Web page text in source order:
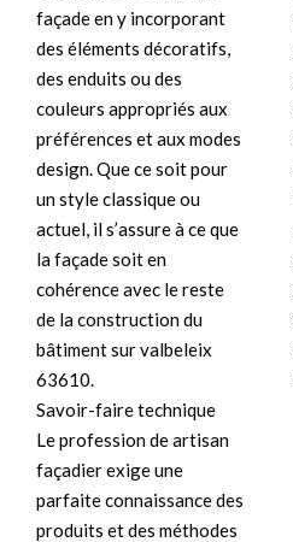
façade en y incorporant
des éléments décoratifs,
des enduits ou des
couleurs appropriés aux
préférences et aux modes
design. Que ce soit pour
un style classique ou
actuel, il s’assure à ce que
la façade soit en
cohérence avec le reste
de la construction du
bâtiment sur valbeleix
63610.
Savoir-faire technique
Le profession de artisan
façadier exige une
parfaite connaissance des
produits et des méthodes